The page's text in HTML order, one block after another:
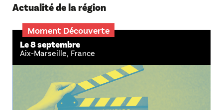
Actualité de la région
Moment Découverte
Le 8 septembre
Aix-Marseille, France